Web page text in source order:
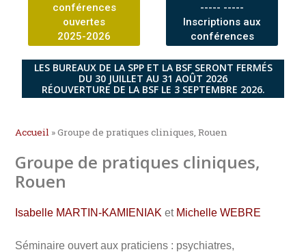
conférences
ouvertes
2025-2026
----- -----
Inscriptions aux
conférences
LES BUREAUX DE LA SPP ET LA BSF SERONT FERMÉS
DU 30 JUILLET AU 31 AOÛT 2026
RÉOUVERTURE DE LA BSF LE 3 SEPTEMBRE 2026.
Accueil »Groupe de pratiques cliniques, Rouen
Groupe de pratiques cliniques,
Rouen
Isabelle MARTIN-KAMIENIAK et Michelle WEBRE
Séminaire ouvert aux praticiens : psychiatres,